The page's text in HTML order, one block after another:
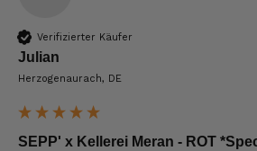
Verifizierter Käufer
Julian
Herzogenaurach, DE
SEPP' x Kellerei Meran - ROT